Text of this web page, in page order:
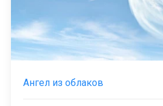
Ангел из облаков